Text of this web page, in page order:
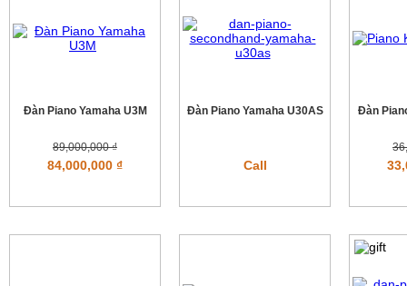
Đàn Piano Yamaha U3M
89,000,000 ₫
84,000,000 ₫
Đàn Piano Yamaha U30AS
Call
Đàn